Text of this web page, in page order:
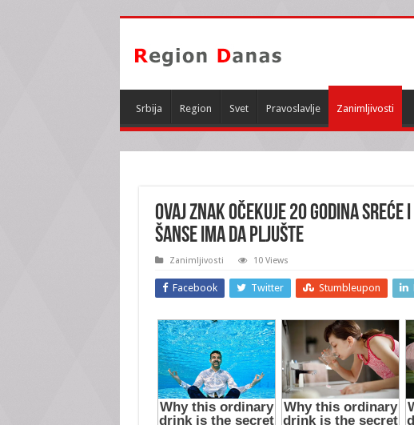
Srbija Region Svet Pravoslavlje Zanimljivosti
Ovaj znak očekuje 20 godina sreće
šanse ima da pljušte
Zanimljivosti 10 Views
Facebook Twitter Stumbleupon